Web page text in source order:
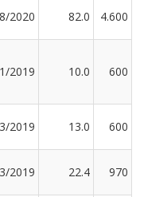
2020 82.0 4.600
2019 10.0 600
2019 13.0 600
2019 22.4 970